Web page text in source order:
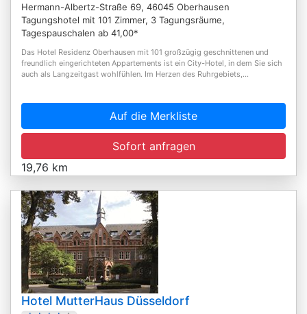
Hermann-Albertz-Straße 69, 46045 Oberhausen
Tagungshotel mit 101 Zimmer, 3 Tagungsräume,
Tagespauschalen ab 41,00*
Das Hotel Residenz Oberhausen mit 101 großzügig geschnittenen und
freundlich eingerichteten Appartements ist ein City-Hotel, in dem Sie sich
auch als Langzeitgast wohlfühlen. Im Herzen des Ruhrgebiets,...
Auf die Merkliste
Sofort anfragen
19,76 km
Hotel MutterHaus Düsseldorf